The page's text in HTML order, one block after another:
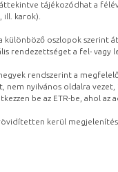
tájékozódhat a
karok).
különböző oszlopok
rendezettséget a fel-
rendszerint a
nyilvános oldalra vezet,
be az ETR-be, ahol
kerül